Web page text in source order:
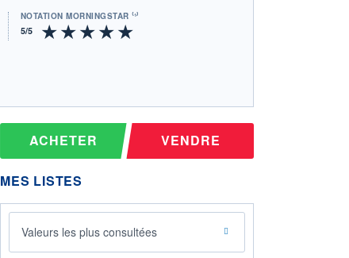
NOTATION MORNINGSTAR ⁽¹⁾
ACHETER VENDRE
MES LISTES
Valeurs les plus consultées